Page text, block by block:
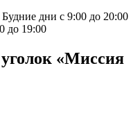
дни с 9:00 до 20:00
до 19:00
«Миссия